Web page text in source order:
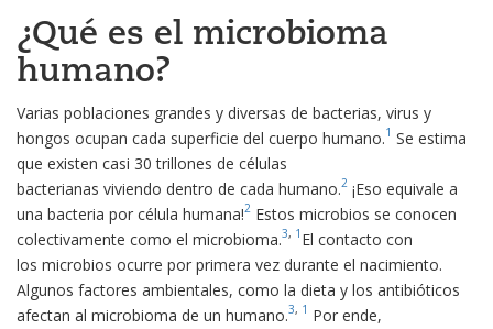
¿Qué es el microbioma
humano?
Varias poblaciones grandes y diversas de bacterias, virus y
hongos ocupan cada superficie del cuerpo humano.1 Se estima
que existen casi 30 trillones de células
bacterianas viviendo dentro de cada humano.2 ¡Eso equivale a
una bacteria por célula humana!2 Estos microbios se conocen
colectivamente como el microbioma.3, 1 El contacto con
los microbios ocurre por primera vez durante el nacimiento.
Algunos factores ambientales, como la dieta y los antibióticos
afectan al microbioma de un humano.3, 1 Por ende,